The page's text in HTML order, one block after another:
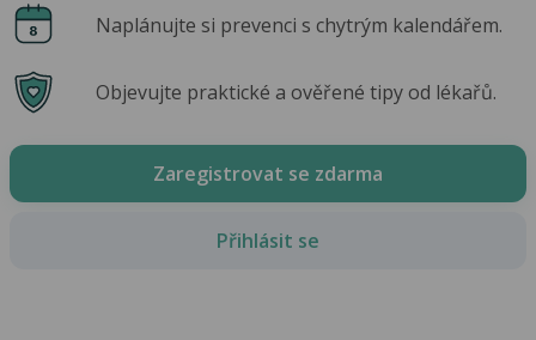
Naplánujte si prevenci s chytrým kalendářem.
Objevujte praktické a ověřené tipy od lékařů.
Zaregistrovat se zdarma
Přihlásit se